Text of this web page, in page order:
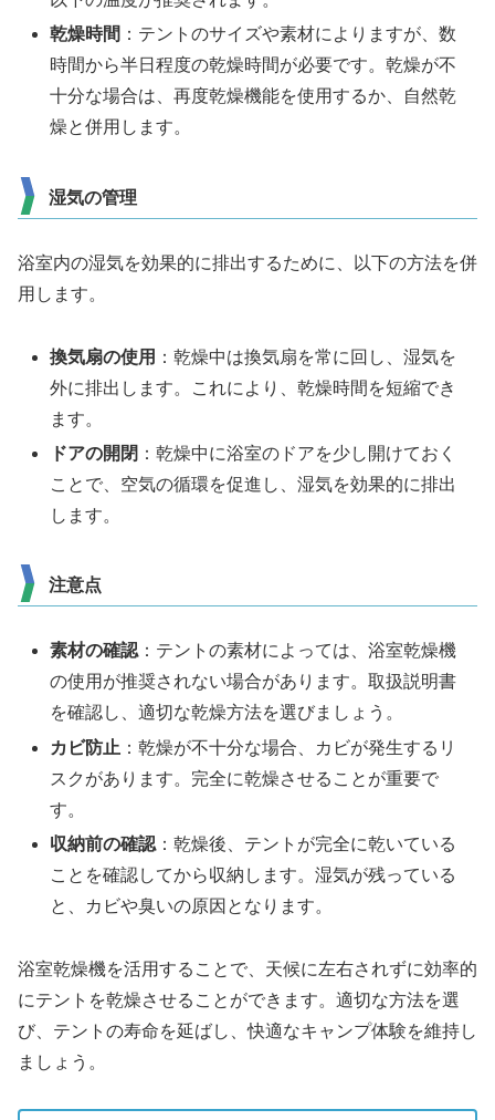
乾燥時間 ：テントのサイズや素材によりますが、数
時間から半日程度の乾燥時間が必要です。乾燥が不
十分な場合は、再度乾燥機能を使用するか、自然乾
燥と併用します。
湿気の管理
浴室内の湿気を効果的に排出するために、以下の方法を併
用します。
換気扇の使用 ：乾燥中は換気扇を常に回し、湿気を
外に排出します。これにより、乾燥時間を短縮でき
ます。
ドアの開閉 ：乾燥中に浴室のドアを少し開けておく
ことで、空気の循環を促進し、湿気を効果的に排出
します。
注意点
素材の確認 ：テントの素材によっては、浴室乾燥機
の使用が推奨されない場合があります。取扱説明書
を確認し、適切な乾燥方法を選びましょう。
カビ防止 ：乾燥が不十分な場合、カビが発生するリ
スクがあります。完全に乾燥させることが重要で
す。
収納前の確認 ：乾燥後、テントが完全に乾いている
ことを確認してから収納します。湿気が残っている
と、カビや臭いの原因となります。
浴室乾燥機を活用することで、天候に左右されずに効率的
にテントを乾燥させることができます。適切な方法を選
び、テントの寿命を延ばし、快適なキャンプ体験を維持し
ましょう。